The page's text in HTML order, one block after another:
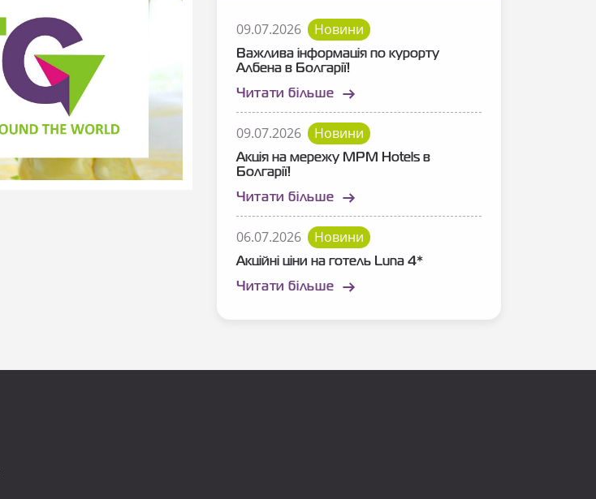
09.07.2026 Новини
Важлива інформація по курорту
Албена в Болгарії!
Читати більше
09.07.2026 Новини
Акція на мережу MPM Hotels в
Болгарії!
Читати більше
06.07.2026 Новини
Акційні ціни на готель Luna 4*
Читати більше